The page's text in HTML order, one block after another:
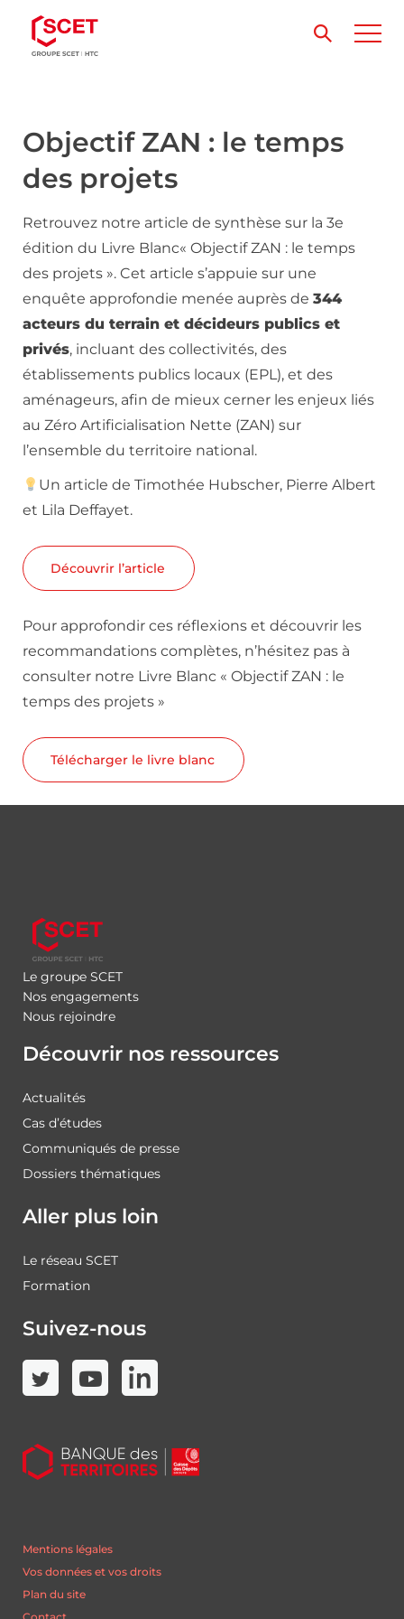
Objectif ZAN : le temps
des projets
Retrouvez notre article de synthèse sur la 3e
édition du Livre Blanc« Objectif ZAN : le temps
des projets ». Cet article s’appuie sur une
enquête approfondie menée auprès de 344
acteurs du terrain et décideurs publics et
privés, incluant des collectivités, des
établissements publics locaux (EPL), et des
aménageurs, afin de mieux cerner les enjeux liés
au Zéro Artificialisation Nette (ZAN) sur
l’ensemble du territoire national.
Un article de Timothée Hubscher, Pierre Albert
et Lila Deffayet.
Découvrir l’article
Pour approfondir ces réflexions et découvrir les
recommandations complètes, n’hésitez pas à
consulter notre Livre Blanc « Objectif ZAN : le
temps des projets »
Télécharger le livre blanc
Le groupe SCET
Nos engagements
Nous rejoindre
Découvrir nos ressources
Actualités
Cas d’études
Communiqués de presse
Dossiers thématiques
Aller plus loin
Le réseau SCET
Formation
Suivez-nous
Mentions légales
Vos données et vos droits
Plan du site